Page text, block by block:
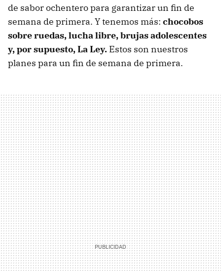
de sabor ochentero para garantizar un fin de
semana de primera. Y tenemos más: chocobos
sobre ruedas, lucha libre, brujas adolescentes
y, por supuesto, La Ley. Estos son nuestros
planes para un fin de semana de primera.